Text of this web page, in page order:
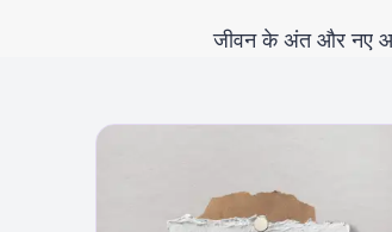
जीवन के अंत और नए